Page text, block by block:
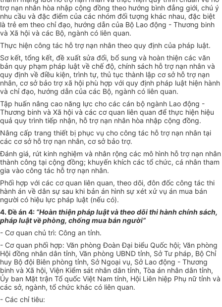
trợ nạn nhân hòa nhập cộng đồng theo hướng bình đẳng giới, chú ý
nhu cầu và đặc điểm của các nhóm đối tượng khác nhau, đặc biệt
là trẻ em theo chỉ đạo, hướng dẫn của Bộ Lao động - Thương binh
và Xã hội và các Bộ, ngành có liên quan.
Thực hiện công tác hỗ trợ nạn nhân theo quy định của pháp luật.
Sơ kết, tổng kết, đề xuất sửa đổi, bổ sung và hoàn thiện các văn
bản quy phạm pháp luật về chế độ, chính sách hỗ trợnạn nhân và
quy định về điều kiện, trình tự, thủ tục thành lập cơ sở hỗ trợ nạn
nhân, cơ sở bảo trợ xã hội phù hợp với quy định pháp luật hiện hành
và chỉ đạo, hướng dẫn của các Bộ, ngành có liên quan.
Tập huấn nâng cao năng lực cho các cán bộ ngành Lao động -
Thương binh và Xã hội và các cơ quan liên quan để thực hiện hiệu
quả quy trình tiếp nhận, hỗ trợ nạn nhân hòa nhập cộng đồng.
Nâng cấp trang thiết bị phục vụ cho công tác hỗ trợ nạn nhân tại
các cơ sở hỗ trợnạn nhân, cơ sở bảo trợ.
Đánh giá, rút kinh nghiệm và nhân rộng các mô hình hỗ trợ nạn nhân
thành công tại cộng đồng; khuyến khích các tổ chức, cá nhân tham
gia vào công tác hỗ trợ nạn nhân.
Phối hợp với các cơ quan liên quan, theo dõi, đôn đốc công tác thi
hành án về dân sự sau khi bản án hình sự xét xử vụ án mua bán
người có hiệu lực pháp luật (nếu có).
4.Đề án 4: “Hoàn thiện pháp luật và theo dõi thihành chính sách,
pháp luật về phòng, chống mua bán người”
- Cơ quan chủ trì: Công an tỉnh.
- Cơ quan phối hợp: Văn phòng Đoàn Đại biểu Quốc hội; Văn phòng
Hội đồng nhân dân tỉnh, Văn phòng UBND tỉnh, Sở Tư pháp, Bộ Chỉ
huy Bộ đội Biên phòng tỉnh, Sở Ngoại vụ, Sở Lao động - Thương
binh và Xã hội, Viện Kiểm sát nhân dân tỉnh, Tòa án nhân dân tỉnh,
Ủy ban Mặt trận Tổ quốc Việt Nam tỉnh, Hội Liên hiệp Phụ nữ tỉnh và
các sở, ngành, tổ chức khác có liên quan.
- Các chỉ tiêu: